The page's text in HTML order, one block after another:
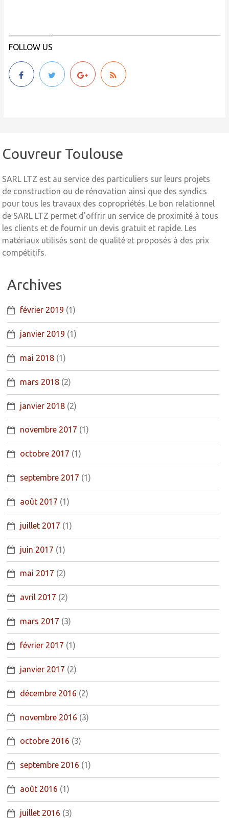
FOLLOW US
Couvreur Toulouse
SARL LTZ est au service des particuliers sur leurs projets
de construction ou de rénovation ainsi que des syndics
pour tous les travaux des copropriétés. Le bon relationnel
de SARL LTZ permet d'offrir un service de proximité à tous
les clients et de fournir un devis gratuit et rapide. Les
matériaux utilisés sont de qualité et proposés à des prix
compétitifs.
Archives
février 2019 (1)
janvier 2019 (1)
mai 2018 (1)
mars 2018 (2)
janvier 2018 (2)
novembre 2017 (1)
octobre 2017 (1)
septembre 2017 (1)
août 2017 (1)
juillet 2017 (1)
juin 2017 (1)
mai 2017 (2)
avril 2017 (2)
mars 2017 (3)
février 2017 (1)
janvier 2017 (2)
décembre 2016 (2)
novembre 2016 (3)
octobre 2016 (3)
septembre 2016 (1)
août 2016 (1)
juillet 2016 (3)